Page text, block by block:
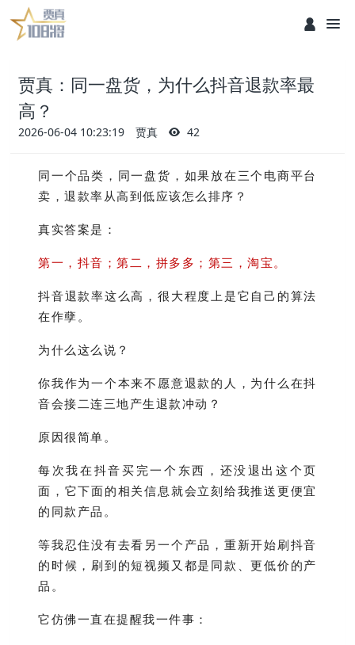
贾真：同一盘货，为什么抖音退款率最
高？
2026-06-04 10:23:19 贾真 42
同一个品类，同一盘货，如果放在三个电商平台
卖，退款率从高到低应该怎么排序？
真实答案是：
第一，抖音；第二，拼多多；第三，淘宝。
抖音退款率这么高，很大程度上是它自己的算法
在作孽。
为什么这么说？
你我作为一个本来不愿意退款的人，为什么在抖
音会接二连三地产生退款冲动？
原因很简单。
每次我在抖音买完一个东西，还没退出这个页
面，它下面的相关信息就会立刻给我推送更便宜
的同款产品。
等我忍住没有去看另一个产品，重新开始刷抖音
的时候，刷到的短视频又都是同款、更低价的产
品。
它仿佛一直在提醒我一件事：